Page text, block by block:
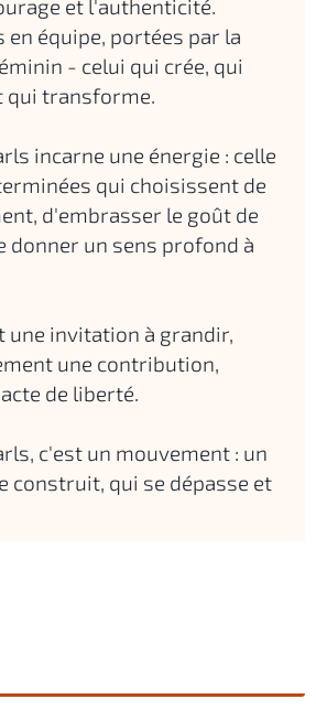
et l'authenticité.
en équipe, portées par la
- celui qui crée, qui
qui transforme.
incarne une énergie : celle
qui choisissent de
d'embrasser le goût de
donner un sens profond à
une invitation à grandir,
une contribution,
de liberté.
c'est un mouvement : un
construit, qui se dépasse et